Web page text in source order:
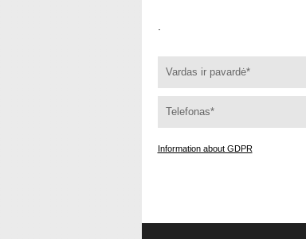
Information about GDPR